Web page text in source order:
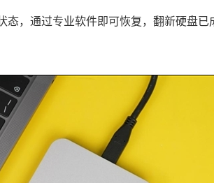
态，通过专业软件即可恢复，翻新硬盘已